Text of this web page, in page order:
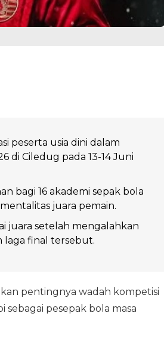
peserta usia dini dalam
di Ciledug pada 13-14 Juni
bagi 16 akademi sepak bola
juara pemain.
juara setelah mengalahkan
laga final tersebut.
pentingnya wadah kompetisi
pesepak bola masa